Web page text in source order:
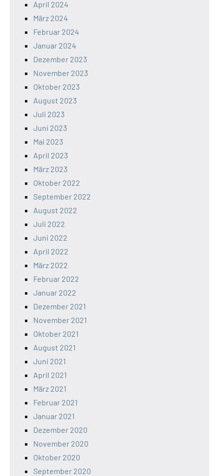
April 2024
März 2024
Februar 2024
Januar 2024
Dezember 2023
November 2023
Oktober 2023
August 2023
Juli 2023
Juni 2023
Mai 2023
April 2023
März 2023
Oktober 2022
September 2022
August 2022
Juli 2022
Juni 2022
April 2022
März 2022
Februar 2022
Januar 2022
Dezember 2021
November 2021
Oktober 2021
August 2021
Juni 2021
April 2021
März 2021
Februar 2021
Januar 2021
Dezember 2020
November 2020
Oktober 2020
September 2020